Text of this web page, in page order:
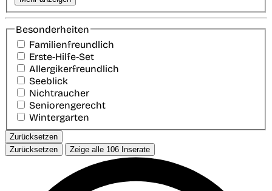
Besonderheiten
Familienfreundlich
Erste-Hilfe-Set
Allergikerfreundlich
Seeblick
Nichtraucher
Seniorengerecht
Wintergarten
Zurücksetzen
Zurücksetzen
Zeige alle 106 Inserate